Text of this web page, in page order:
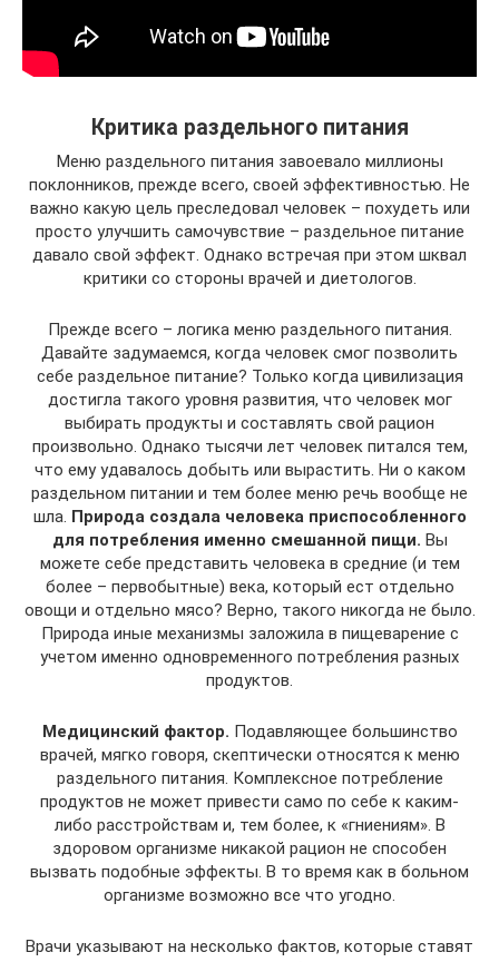
Критика раздельного питания
Меню раздельного питания завоевало миллионы
поклонников, прежде всего, своей эффективностью. Не
важно какую цель преследовал человек – похудеть или
просто улучшить самочувствие – раздельное питание
давало свой эффект. Однако встречая при этом шквал
критики со стороны врачей и диетологов.
Прежде всего – логика меню раздельного питания.
Давайте задумаемся, когда человек смог позволить
себе раздельное питание? Только когда цивилизация
достигла такого уровня развития, что человек мог
выбирать продукты и составлять свой рацион
произвольно. Однако тысячи лет человек питался тем,
что ему удавалось добыть или вырастить. Ни о каком
раздельном питании и тем более меню речь вообще не
шла. Природа создала человека приспособленного
для потребления именно смешанной пищи. Вы
можете себе представить человека в средние (и тем
более – первобытные) века, который ест отдельно
овощи и отдельно мясо? Верно, такого никогда не было.
Природа иные механизмы заложила в пищеварение с
учетом именно одновременного потребления разных
продуктов.
Медицинский фактор. Подавляющее большинство
врачей, мягко говоря, скептически относятся к меню
раздельного питания. Комплексное потребление
продуктов не может привести само по себе к каким-
либо расстройствам и, тем более, к «гниениям». В
здоровом организме никакой рацион не способен
вызвать подобные эффекты. В то время как в больном
организме возможно все что угодно.
Врачи указывают на несколько фактов, которые ставят